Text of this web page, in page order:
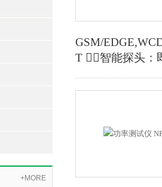
+MORE
GSM/
T 智能探头：